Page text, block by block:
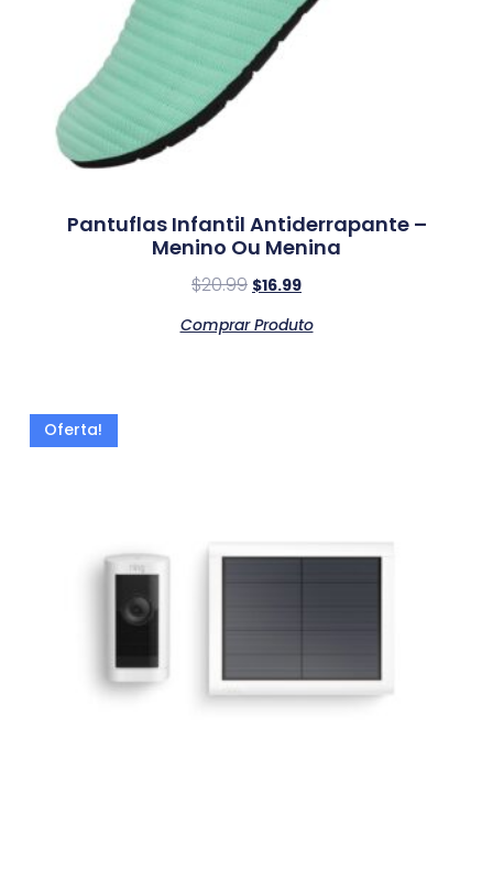
Pantuflas Infantil Antiderrapante –
Menino Ou Menina
$20.99 $16.99
Comprar Produto
Oferta!